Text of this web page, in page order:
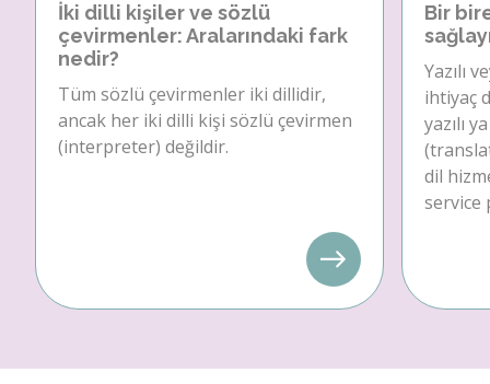
İki dilli kişiler ve sözlü
çevirmenler: Aralarındaki fark
nedir?
Tüm sözlü çevirmenler iki dillidir,
ancak her iki dilli kişi sözlü çevirmen
(interpreter) değildir.
Bir
Yazılı
ihtiyaç
yazılı
dil
service